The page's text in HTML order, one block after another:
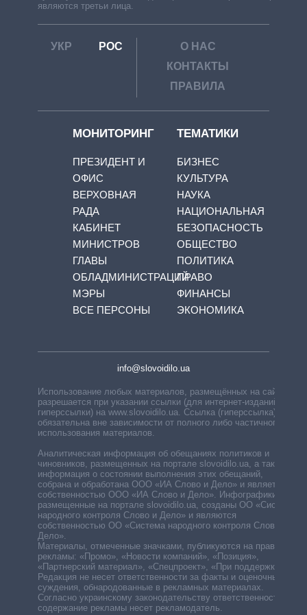
являются третьи лица.
УКР РОС
О НАС
КОНТАКТЫ
ПРАВИЛА
МОНИТОРИНГ
ПРЕЗИДЕНТ И
ОФИС
ВЕРХОВНАЯ
РАДА
КАБИНЕТ
МИНИСТРОВ
ГЛАВЫ
ОБЛАДМИНИСТРАЦИЙ
МЭРЫ
ВСЕ ПЕРСОНЫ
ТЕМАТИКИ
БИЗНЕС
КУЛЬТУРА
НАУКА
НАЦИОНАЛЬНАЯ
БЕЗОПАСНОСТЬ
ОБЩЕСТВО
ПОЛИТИКА
ПРАВО
ФИНАНСЫ
ЭКОНОМИКА
info@slovoidilo.ua
Использование любых материалов, размещённых на сайте,
разрешается при указании ссылки (для интернет-изданий —
гиперссылки) на www.slovoidilo.ua. Ссылка (гиперссылка)
обязательна вне зависимости от полного либо частичного
использования материалов.
Аналитическая информация об обещаниях политиков и
чиновников, размещенных на портале slovoidilo.ua, а также
информация о состоянии выполнения этих обещаний,
собрана и обработана ООО «ИА Слово и Дело» и является
собственностью ООО «ИА Слово и Дело». Инфографики,
размещенные на портале slovoidilo.ua, созданы ОО «Система
народного контроля Слово и Дело» и являются
собственностью ОО «Система народного контроля Слово и
Дело».
Материалы, отмеченные значками, публикуются на правах
рекламы: «Промо», «Новости компаний», «Позиция»,
«Партнерский материал», «Спецпроект», «При поддержке».
Редакция не несет ответственности за факты и оценочные
суждения, обнародованные в рекламных материалах.
Согласно украинскому законодательству ответственность за
содержание рекламы несет рекламодатель.